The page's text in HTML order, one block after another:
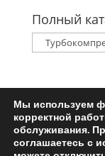
Полный
Главная
Мы используем
корректной
обслуживания.
соглашаетесь с